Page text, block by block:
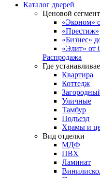
Каталог дверей
Ценовой сегмент
«Эконом»
«Престиж»
«Бизнес»
«Элит» от
Распродажа
Где
Квартира
Коттедж
Уличные
Тамбур
Подъезд
Храмы и
Вид отделки
МДФ
ПВХ
Ламинат